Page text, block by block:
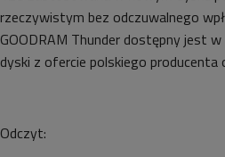
rzeczywistym bez odczuwalnego
GOODRAM Thunder dostępny jest
dyski z ofercie polskiego
Odczyt: